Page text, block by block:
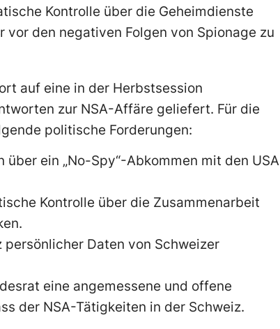
Kontrolle über die Geheimdienste
den negativen Folgen von Spionage zu
auf eine in der Herbstsession
zur NSA-Affäre geliefert. Für die
politische Forderungen:
ein „No-Spy“-Abkommen mit den USA
Kontrolle über die Zusammenarbeit
Daten von Schweizer
eine angemessene und offene
der NSA-Tätigkeiten in der Schweiz.